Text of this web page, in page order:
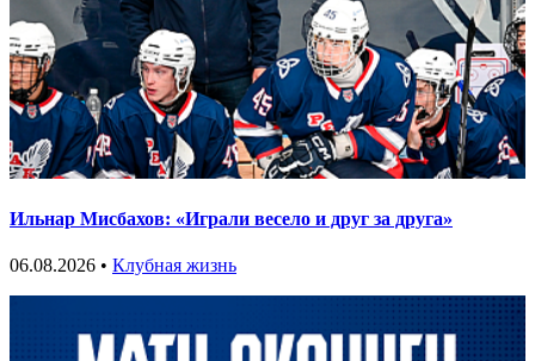
Ильнар Мисбахов: «Играли весело и друг за друга»
06.08.2026 • Клубная жизнь